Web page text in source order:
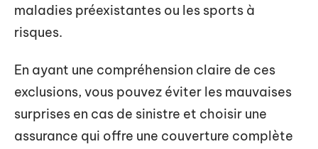
maladies préexistantes ou les sports à
risques.
En ayant une compréhension claire de ces
exclusions, vous pouvez éviter les mauvaises
surprises en cas de sinistre et choisir une
assurance qui offre une couverture complète